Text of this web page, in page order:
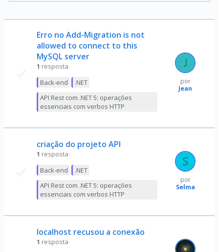
Erro no Add-Migration is not
allowed to connect to this
MySQL server
1 resposta
Back-end
.NET
API Rest com .NET 5: operações
essenciais com verbos HTTP
por
Jean
criação do projeto API
1 resposta
Back-end
.NET
API Rest com .NET 5: operações
essenciais com verbos HTTP
por
Selma
localhost recusou a conexão
1 resposta